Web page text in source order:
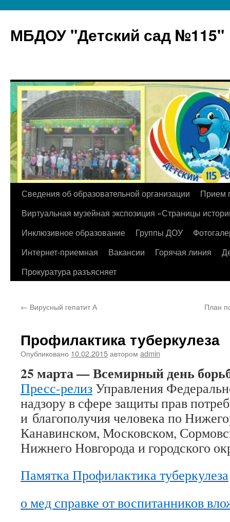
МБДОУ "Детский сад №115"
Перейти
содержимому
Сведения об образовательной организации
Прием
Виртуальная музейная экспозиция «Страницы
Инклюзивное образование
Группы ДОУ
Интернет-приемная
Вакансии Горячая линия
Прокуратура разъясняет
← Вирусный гепатит А План
Профилактика туберкулеза
Опубликовано 10.02.2015автором admin
25 марта — Всемирный день
Пресс-релизУправления
надзору в сфере защиты прав
и благополучия человека по
Канавинском, Московском,
Нижнего Новгорода и городского
Памятка Профилактика туберкулеза
о мед справке от воспитанников